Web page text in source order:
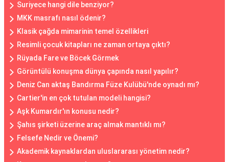
Suriyece hangi dile benziyor?
MKK masrafı nasıl ödenir?
Klasik çağda mimarinin temel özellikleri
Resimli çocuk kitapları ne zaman ortaya çıktı?
Rüyada Fare ve Böcek Görmek
Görüntülü konuşma dünya çapında nasıl yapılır?
Deniz Can aktaş Bandırma Füze Kulübü'nde oynadı mı?
Cartier'in en çok tutulan modeli hangisi?
Aşk Kumardır'ın konusu nedir?
Şahıs şirketi üzerine araç almak mantıklı mı?
Felsefe Nedir ve Önemi?
Akademik kaynaklardan uluslararası yönetim nedir?